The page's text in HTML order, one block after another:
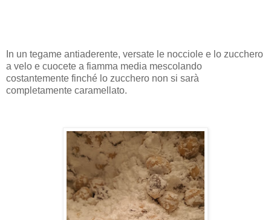
In un tegame antiaderente, versate le nocciole e lo zucchero
a velo e cuocete a fiamma media mescolando
costantemente finché lo zucchero non si sarà
completamente caramellato.